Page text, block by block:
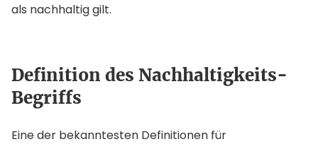
als nachhaltig gilt.
Definition des Nachhaltigkeits-
Begriffs
Eine der bekanntesten Definitionen für